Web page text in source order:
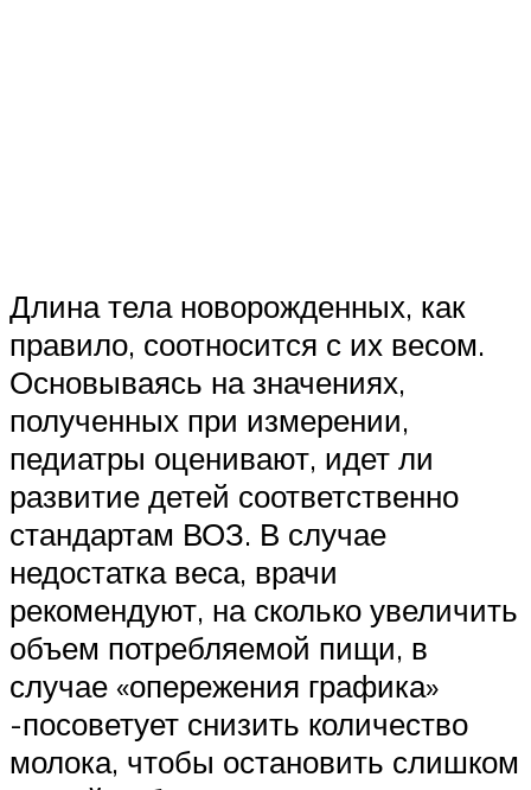
Длина тела новорожденных, как
правило, соотносится с их весом.
Основываясь на значениях,
полученных при измерении,
педиатры оценивают, идет ли
развитие детей соответственно
стандартам ВОЗ. В случае
недостатка веса, врачи
рекомендуют, на сколько увеличить
объем потребляемой пищи, в
случае «опережения графика»
-посоветует снизить количество
молока, чтобы остановить слишком